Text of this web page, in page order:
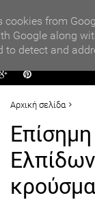
Αρχική σελίδα
ΑΘΛΗΤΙΣΜΟΣ
Επίσημη η αναβολή
cookies from
Google along
to detect and